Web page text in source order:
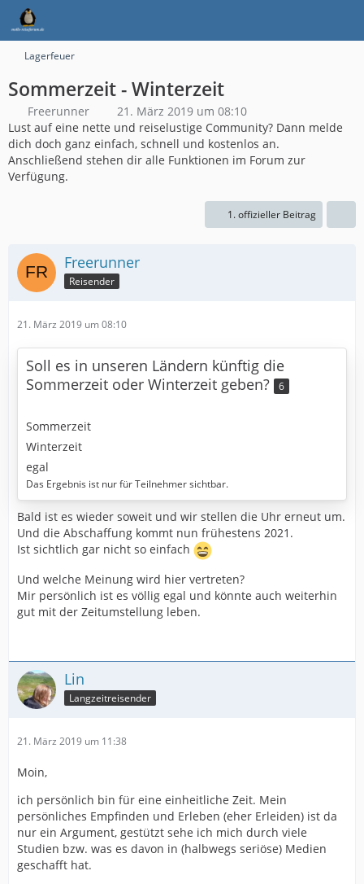
Lagerfeuer
Sommerzeit - Winterzeit
Freerunner
21. März 2019 um 08:10
Lust auf eine nette und reiselustige Community? Dann melde
dich doch ganz einfach, schnell und kostenlos an.
Anschließend stehen dir alle Funktionen im Forum zur
Verfügung.
1. offizieller Beitrag
Freerunner
Reisender
21. März 2019 um 08:10
Soll es in unseren Ländern künftig die
Sommerzeit oder Winterzeit geben?
6
Sommerzeit
Winterzeit
egal
Das Ergebnis ist nur für Teilnehmer sichtbar.
Bald ist es wieder soweit und wir stellen die Uhr erneut um.
Und die Abschaffung kommt nun frühestens 2021.
Ist sichtlich gar nicht so einfach
Und welche Meinung wird hier vertreten?
Mir persönlich ist es völlig egal und könnte auch weiterhin
gut mit der Zeitumstellung leben.
Lin
Langzeitreisender
21. März 2019 um 11:38
Moin,
ich persönlich bin für eine einheitliche Zeit. Mein
persönliches Empfinden und Erleben (eher Erleiden) ist da
nur ein Argument, gestützt sehe ich mich durch viele
Studien bzw. was es davon in (halbwegs seriöse) Medien
geschafft hat.